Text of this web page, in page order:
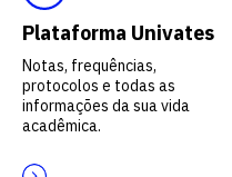
Plataforma Univates
Notas, frequências,
protocolos e todas as
informações da sua vida
acadêmica.